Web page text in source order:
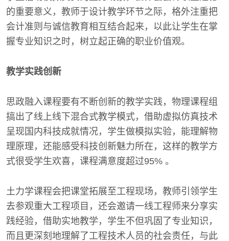
的重要意义，教师于设计教学环节之际，格外注重把
会计准则与诚信教育相互结合起来，以此让学生在掌
握专业知识之时，树立起正确的职业价值观。
教学实践创新
思政融入课程要有不断创新的教学实践，物理课程组
搞出了线上线下混合式教学模式，借助虚拟仿真技术
呈现国内科技成就情况，学生做模拟实验，能理解物
理原理，还能感受科技创新魅力所在，这样的教学方
式很受学生欢喜，课程满意度超过95% 。
土力学课程会把课堂拓展至工程现场，教师引领学生
去参观重大工程项目，还会邀请一线工程师来分享实
践经验，借助实地教学，学生不但巩固了专业知识，
而且更深刻地理解了工程技术人员的社会责任，与此